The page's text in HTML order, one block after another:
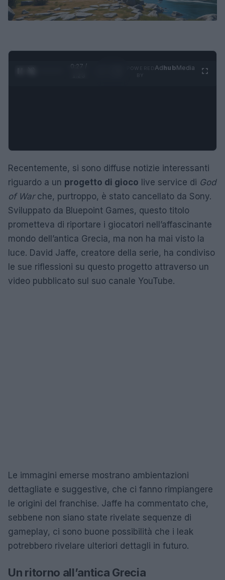
0:28 /
AdhubMedia
Recentemente, si sono diffuse notizie interessanti
riguardo a un progetto di gioco live service di God
of Warche, purtroppo, è stato cancellato da Sony.
Sviluppato da Bluepoint Games, questo titolo
prometteva di riportare i giocatori nell’affascinante
mondo dell’antica Grecia, ma non ha mai visto la
luce. David Jaffe, creatore della serie, ha condiviso
le sue riflessioni su questo progetto attraverso un
video pubblicato sul suo canale YouTube.
Le immagini emerse mostrano ambientazioni
dettagliate e suggestive, che ci fanno rimpiangere
le origini del franchise. Jaffe ha commentato che,
sebbene non siano state rivelate sequenze di
gameplay, ci sono buone possibilità che i leak
potrebbero rivelare ulteriori dettagli in futuro.
Un ritorno all’antica Grecia